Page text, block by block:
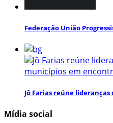
Federação União
Jô Farias reúne
Mídia social